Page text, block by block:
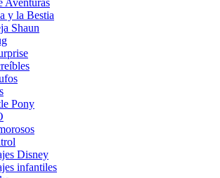
Aventuras
y la Bestia
Shaun
Pony
Disney
infantiles